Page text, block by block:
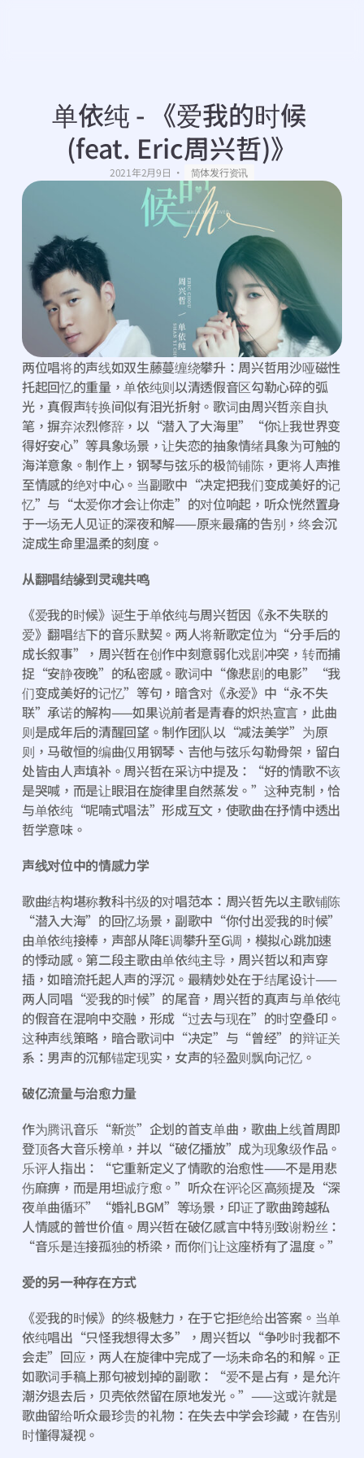
单依纯 - 《爱我的时候
(feat. Eric周兴哲)》
2021年2月9日 ・ 简体发行资讯
两位唱将的声线如双生藤蔓缠绕攀升：周兴哲用沙哑磁性
托起回忆的重量，单依纯则以清透假音区勾勒心碎的弧
光，真假声转换间似有泪光折射。歌词由周兴哲亲自执
笔，摒弃浓烈修辞，以“潜入了大海里”“你让我世界变
得好安心”等具象场景，让失恋的抽象情绪具象为可触的
海洋意象。制作上，钢琴与弦乐的极简铺陈，更将人声推
至情感的绝对中心。当副歌中“决定把我们变成美好的记
忆”与“太爱你才会让你走”的对位响起，听众恍然置身
于一场无人见证的深夜和解——原来最痛的告别，终会沉
淀成生命里温柔的刻度。
从翻唱结缘到灵魂共鸣
《爱我的时候》诞生于单依纯与周兴哲因《永不失联的
爱》翻唱结下的音乐默契。两人将新歌定位为“分手后的
成长叙事”，周兴哲在创作中刻意弱化戏剧冲突，转而捕
捉“安静夜晚”的私密感。歌词中“像悲剧的电影”“我
们变成美好的记忆”等句，暗含对《永爱》中“永不失
联”承诺的解构——如果说前者是青春的炽热宣言，此曲
则是成年后的清醒回望。制作团队以“减法美学”为原
则，马敬恒的编曲仅用钢琴、吉他与弦乐勾勒骨架，留白
处皆由人声填补。周兴哲在采访中提及：“好的情歌不该
是哭喊，而是让眼泪在旋律里自然蒸发。”这种克制，恰
与单依纯“呢喃式唱法”形成互文，使歌曲在抒情中透出
哲学意味。
声线对位中的情感力学
歌曲结构堪称教科书级的对唱范本：周兴哲先以主歌铺陈
“潜入大海”的回忆场景，副歌中“你付出爱我的时候”
由单依纯接棒，声部从降E调攀升至G调，模拟心跳加速
的悸动感。第二段主歌由单依纯主导，周兴哲以和声穿
插，如暗流托起人声的浮沉。最精妙处在于结尾设计——
两人同唱“爱我的时候”的尾音，周兴哲的真声与单依纯
的假音在混响中交融，形成“过去与现在”的时空叠印。
这种声线策略，暗合歌词中“决定”与“曾经”的辩证关
系：男声的沉郁锚定现实，女声的轻盈则飘向记忆。
破亿流量与治愈力量
作为腾讯音乐“新赏”企划的首支单曲，歌曲上线首周即
登顶各大音乐榜单，并以“破亿播放”成为现象级作品。
乐评人指出：“它重新定义了情歌的治愈性——不是用悲
伤麻痹，而是用坦诚疗愈。”听众在评论区高频提及“深
夜单曲循环”“婚礼BGM”等场景，印证了歌曲跨越私
人情感的普世价值。周兴哲在破亿感言中特别致谢粉丝：
“音乐是连接孤独的桥梁，而你们让这座桥有了温度。”
爱的另一种存在方式
《爱我的时候》的终极魅力，在于它拒绝给出答案。当单
依纯唱出“只怪我想得太多”，周兴哲以“争吵时我都不
会走”回应，两人在旋律中完成了一场未命名的和解。正
如歌词手稿上那句被划掉的副歌：“爱不是占有，是允许
潮汐退去后，贝壳依然留在原地发光。”——这或许就是
歌曲留给听众最珍贵的礼物：在失去中学会珍藏，在告别
时懂得凝视。